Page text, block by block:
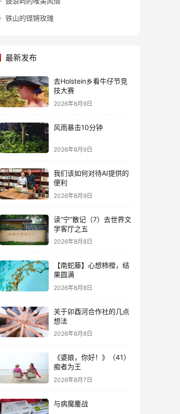
铁山的铿锵玫瑰
最新发布
去Holstein乡看牛仔节竞
技大赛
2026年8月9日
风雨暴击10分钟
2026年8月9日
我们该如何对待AI提供的
便利
2026年8月9日
读“宁”散记（7）去世界文
学客厅之五
2026年8月8日
【南蛇藤】心想柿橙，结
果圆满
2026年8月8日
关于卯酉河合作社的几点
想法
2026年8月8日
《婆娘，你好！》（41）
痴者为王
2026年8月7日
与病魔鏖战